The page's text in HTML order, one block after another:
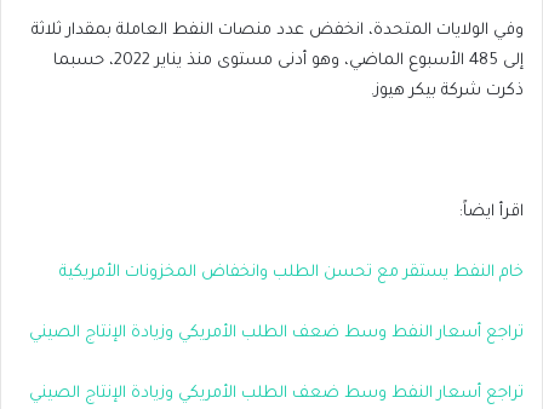
وفي الولايات المتحدة، انخفض عدد منصات النفط العاملة بمقدار ثلاثة
إلى 485 الأسبوع الماضي، وهو أدنى مستوى منذ يناير 2022، حسبما
ذكرت شركة بيكر هيوز.
اقرأ ايضاً:
خام النفط يستقر مع تحسن الطلب وانخفاض المخزونات الأمريكية
تراجع أسعار النفط وسط ضعف الطلب الأمريكي وزيادة الإنتاج الصيني
تراجع أسعار النفط وسط ضعف الطلب الأمريكي وزيادة الإنتاج الصيني